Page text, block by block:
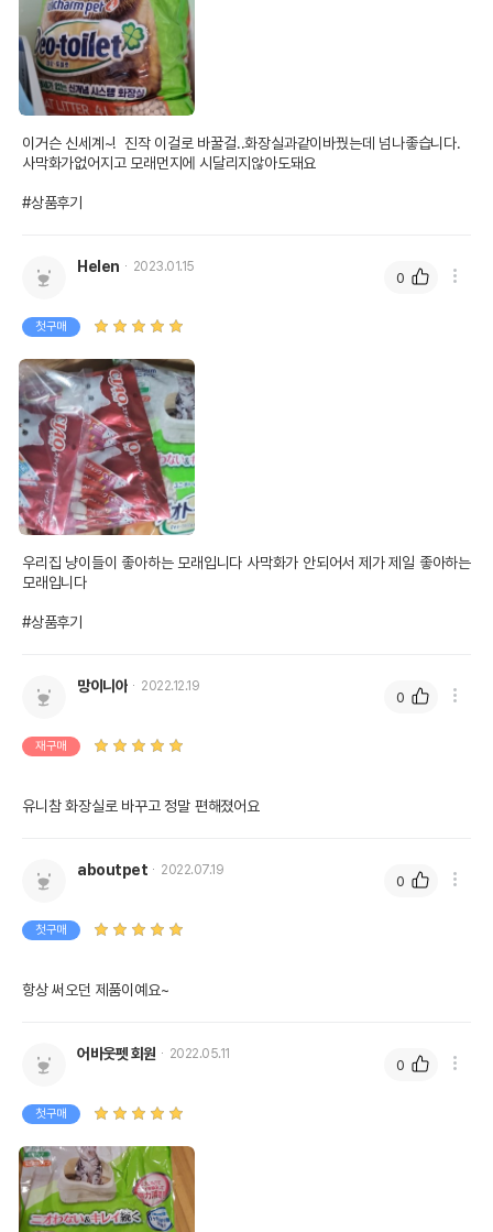
이거슨 신세계~!  진작 이걸로 바꿀걸..화장실과같이바꿨는데 넘나좋습니다.
사막화가없어지고 모래먼지에 시달리지않아도돼요
#상품후기
Helen 2023.01.15
첫구매
우리집 냥이들이 좋아하는 모래입니다 사막화가 안되어서 제가 제일 좋아하는
모래입니다
#상품후기
0
망이니아 2022.12.19
재구매
유니참 화장실로 바꾸고 정말 편해졌어요
0
aboutpet 2022.07.19
첫구매
항상 써오던 제품이예요~
0
어바웃펫 회원 2022.05.11
첫구매
0